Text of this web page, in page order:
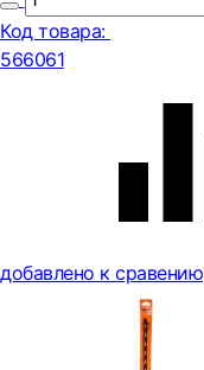
Код товара:
566061
добавлено к сравению